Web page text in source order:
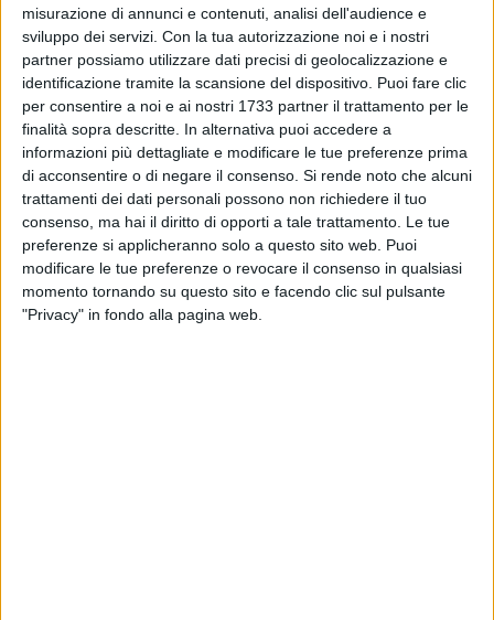
misurazione di annunci e contenuti, analisi dell'audience e
sviluppo dei servizi. Con la tua autorizzazione noi e i nostri
partner possiamo utilizzare dati precisi di geolocalizzazione e
identificazione tramite la scansione del dispositivo. Puoi fare clic
per consentire a noi e ai nostri 1733 partner il trattamento per le
finalità sopra descritte. In alternativa puoi accedere a
informazioni più dettagliate e modificare le tue preferenze prima
di acconsentire o di negare il consenso. Si rende noto che alcuni
trattamenti dei dati personali possono non richiedere il tuo
consenso, ma hai il diritto di opporti a tale trattamento. Le tue
preferenze si applicheranno solo a questo sito web. Puoi
modificare le tue preferenze o revocare il consenso in qualsiasi
momento tornando su questo sito e facendo clic sul pulsante
"Privacy" in fondo alla pagina web.
trasferirsi all'ex Agrario (l'istituto "Briganti") sulla strada
statale 96.
La giunta regionale della Basilicata il 23 ottobre scorso ha
approvato lo schema di contratto legato alla concessione in
comodato d'uso gratuito di una parte dell'immobile che
ospita gli uffici materani dell'ente, situato in via Annibale di
Francia, a favore della Provincia di Matera. Lo stabile
accoglierà i circa 600 liceali. Quando? "A partire dai prossimi
giorni", fa sapere la Regione.
Questa era una delle soluzioni inizialmente prospettate ed è
stata presa in considerazione dopo aver escluso l'ipotesi di